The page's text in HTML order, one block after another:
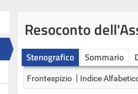
Resoconto
Stenografico Sommario
Frontespizio Indice